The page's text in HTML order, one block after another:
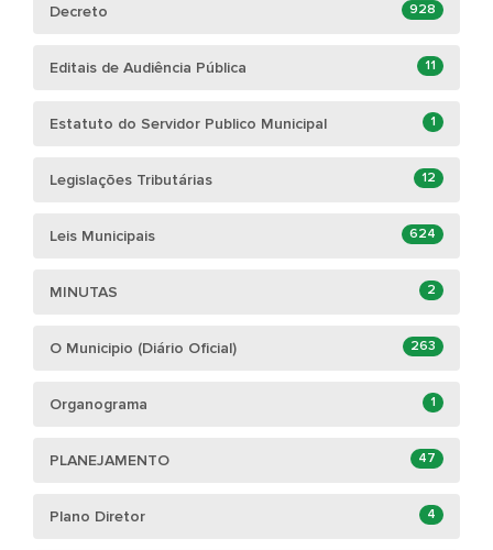
Decreto 928
Editais de Audiência Pública 11
Estatuto do Servidor Publico Municipal 1
Legislações Tributárias 12
Leis Municipais 624
MINUTAS 2
O Municipio (Diário Oficial) 263
Organograma 1
PLANEJAMENTO 47
Plano Diretor 4